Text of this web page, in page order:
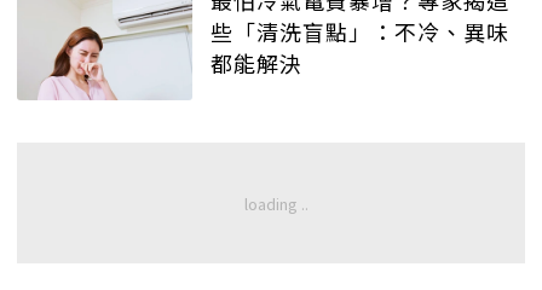
些「清洗盲點」：不冷、異味
都能解決